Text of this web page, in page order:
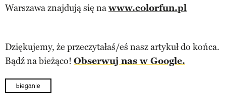
Warszawa znajdują się nawww.colorfun.pl
Dziękujemy, że przeczytałaś/eś nasz artykuł do końca.
Bądź na bieżąco! Obserwuj nas w Google.
bieganie